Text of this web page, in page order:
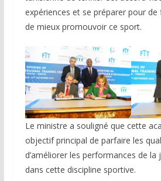
expériences et se préparer pour
de mieux promouvoir ce sport.
Le ministre a souligné que cette
objectif principal de parfaire les
d’améliorer les performances de la
dans cette discipline sportive.